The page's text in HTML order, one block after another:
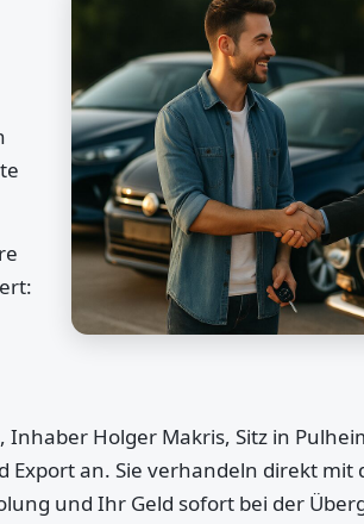
Holger Makris, Sitz in
an. Sie verhandeln direkt mit
und Ihr Geld sofort bei der